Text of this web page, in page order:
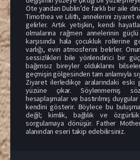
Öte yandan Dublin’de farklı bir aile
Timothea ve Lilith, annelerini ziyaret
gelirler. Artık yetişkin, kendi
olmalarına rağmen annelerinin
karşısında hala çocukluk rollerine
varlığı, evin atmosferini belirler.
sessizlikleri bile yönlendirici bir güç
bağımsız bireyler olduklarını
geçmişin gölgesinden tam anlamıyla
Ziyaret ilerledikçe aralarındaki eski
yüzüne çıkar. Söylenmemiş
hesaplaşmalar ve bastırılmış
kendini gösterir. Böylece bu
değil; kimlik, bağlılık ve
sorgulamaya dönüşür. Father
alanından eseri takip edebilirsiniz.